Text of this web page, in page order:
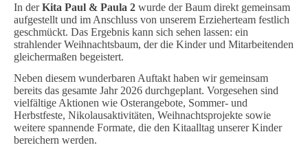
In derKita Paul & Paula 2 wurde der Baum direkt gemeinsam
aufgestellt und im Anschluss von unserem Erzieherteam festlich
geschmückt. Das Ergebnis kann sich sehen lassen: ein
strahlender Weihnachtsbaum, der die Kinder und Mitarbeitenden
gleichermaßen begeistert.
Neben diesem wunderbaren Auftakt haben wir gemeinsam
bereits das gesamte Jahr 2026 durchgeplant. Vorgesehen sind
vielfältige Aktionen wie Osterangebote, Sommer- und
Herbstfeste, Nikolausaktivitäten, Weihnachtsprojekte sowie
weitere spannende Formate, die den Kitaalltag unserer Kinder
bereichern werden.